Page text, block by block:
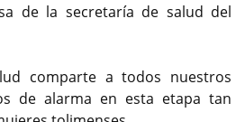
de la secretaría de salud del
comparte a todos nuestros
de alarma en esta etapa tan